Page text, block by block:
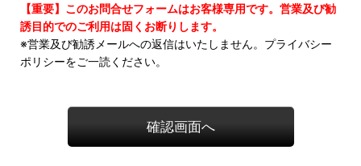
【重要】このお問合せフォームはお客様専用です。営業及び勧
誘目的でのご利用は固くお断りします。
※営業及び勧誘メールへの返信はいたしません。プライバシー
ポリシーをご一読ください。
確認画面へ